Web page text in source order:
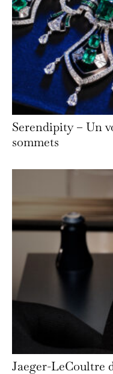
Serendipity – Un
sommets
Jaeger-LeCoultre